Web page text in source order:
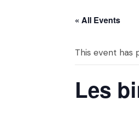
« All Events
This event has
Les